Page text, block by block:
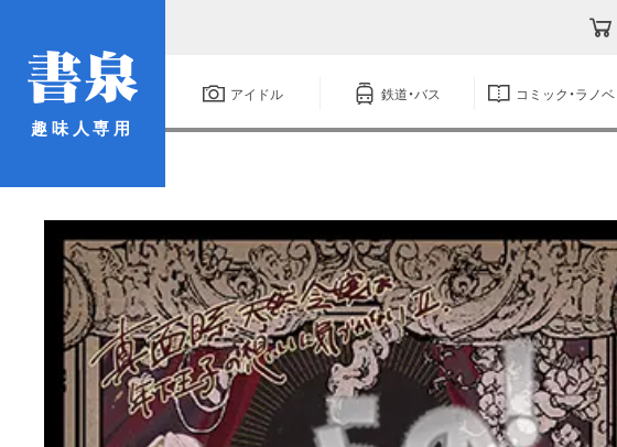
趣味人専用
アイドル 鉄道・バス コミック・ラノベ